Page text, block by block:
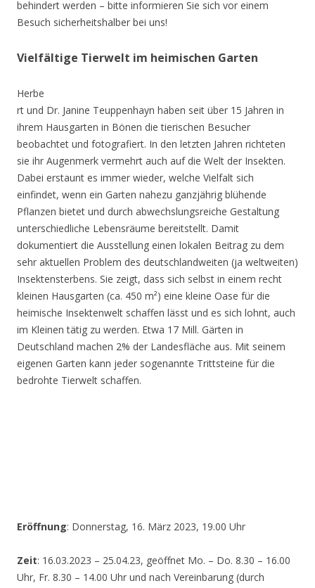
behindert werden – bitte informieren Sie sich vor einem
Besuch sicherheitshalber bei uns!
Vielfältige Tierwelt im heimischen Garten
Herbe
rt und Dr. Janine Teuppenhayn haben seit über 15 Jahren in
ihrem Hausgarten in Bönen die tierischen Besucher
beobachtet und fotografiert. In den letzten Jahren richteten
sie ihr Augenmerk vermehrt auch auf die Welt der Insekten.
Dabei erstaunt es immer wieder, welche Vielfalt sich
einfindet, wenn ein Garten nahezu ganzjährig blühende
Pflanzen bietet und durch abwechslungsreiche Gestaltung
unterschiedliche Lebensräume bereitstellt. Damit
dokumentiert die Ausstellung einen lokalen Beitrag zu dem
sehr aktuellen Problem des deutschlandweiten (ja weltweiten)
Insektensterbens. Sie zeigt, dass sich selbst in einem recht
kleinen Hausgarten (ca. 450 m²) eine kleine Oase für die
heimische Insektenwelt schaffen lässt und es sich lohnt, auch
im Kleinen tätig zu werden. Etwa 17 Mill. Gärten in
Deutschland machen 2% der Landesfläche aus. Mit seinem
eigenen Garten kann jeder sogenannte Trittsteine für die
bedrohte Tierwelt schaffen.
Eröffnung: Donnerstag, 16. März 2023, 19.00 Uhr
Zeit: 16.03.2023 – 25.04.23, geöffnet Mo. – Do. 8.30 – 16.00
Uhr, Fr. 8.30 – 14.00 Uhr und nach Vereinbarung (durch